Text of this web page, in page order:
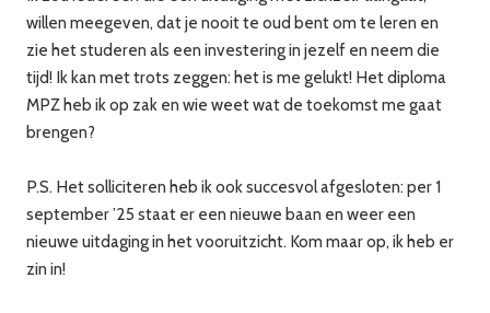
willen meegeven, dat je nooit te oud bent om te leren en
zie het studeren als een investering in jezelf en neem die
tijd! Ik kan met trots zeggen: het is me gelukt! Het diploma
MPZ heb ik op zak en wie weet wat de toekomst me gaat
brengen?
P.S. Het solliciteren heb ik ook succesvol afgesloten: per 1
september ’25 staat er een nieuwe baan en weer een
nieuwe uitdaging in het vooruitzicht. Kom maar op, ik heb er
zin in!